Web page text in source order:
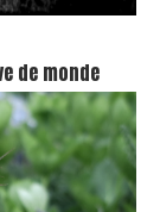
de monde